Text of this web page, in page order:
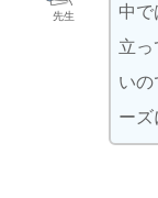
先生
中で
立っ
いの
ーズ